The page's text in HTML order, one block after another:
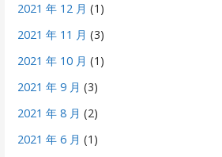
2021 年 12 月 (1)
2021 年 11 月 (3)
2021 年 10 月 (1)
2021 年 9 月 (3)
2021 年 8 月 (2)
2021 年 6 月 (1)